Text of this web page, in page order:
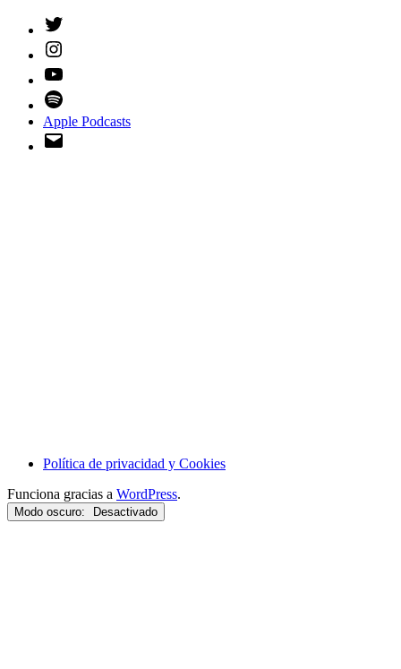
Apple Podcasts
Política de privacidad y Cookies
Funciona gracias a WordPress.
Modo oscuro: